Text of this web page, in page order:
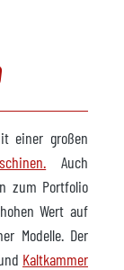
einer großen
Auch
zum Portfolio
Wert auf
Modelle. Der
Kaltkammer